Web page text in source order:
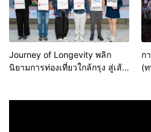
Journey of Longevity พลิก
นิยามการท่องเที่ยวใกล้กรุง สู่เส้น
ก
(